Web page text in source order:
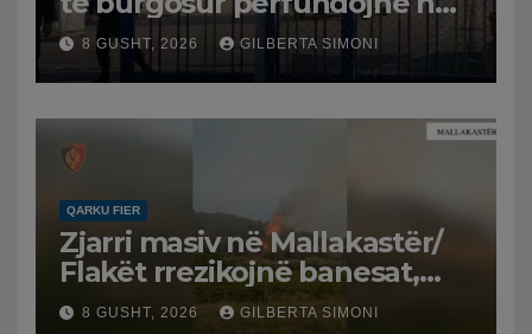
spital
8 GUSHT, 2026 GILBERTA SIMONI
QARKU FIER
Zjarri masiv në Mallakastër/
Flakët rrezikojnë banesat,
Policia evakuon disa familje
8 GUSHT, 2026 GILBERTA SIMONI